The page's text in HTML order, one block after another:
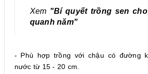
Xem "Bí quyết trồng sen
quanh năm"
- Phù hợp trồng với chậu có đường
nước từ 15 - 20 cm.